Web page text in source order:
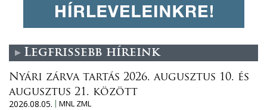
Legfrissebb híreink
Nyári zárva tartás 2026. augusztus 10. és
augusztus 21. között
2026.08.05.
MNL ZML